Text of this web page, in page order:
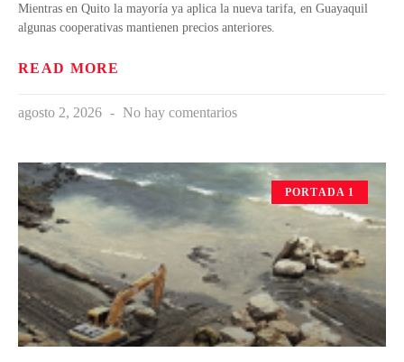
Mientras en Quito la mayoría ya aplica la nueva tarifa, en Guayaquil
algunas cooperativas mantienen precios anteriores.
READ MORE
agosto 2, 2026 No hay comentarios
PORTADA 1